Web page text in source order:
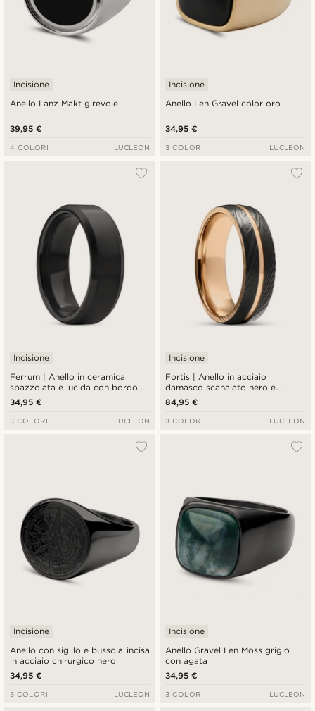
Anello Lanz Makt girevole
Incisione
39,95 €
4 COLORI LUCLEON
Anello Len Gravel color oro
Incisione
34,95 €
3 COLORI LUCLEON
Ferrum | Anello in ceramica
spazzolata e lucida con bordo
smussato nero da 8 mm
Incisione
34,95 €
3 COLORI LUCLEON
Fortis | Anello in acciaio
damasco scanalato nero e
titanio color oro rosa da 7 mm
Incisione
84,95 €
3 COLORI LUCLEON
Anello con sigillo e bussola incisa
in acciaio chirurgico nero
Incisione
34,95 €
5 COLORI LUCLEON
Anello Gravel Len Moss grigio
con agata
Incisione
34,95 €
3 COLORI LUCLEON